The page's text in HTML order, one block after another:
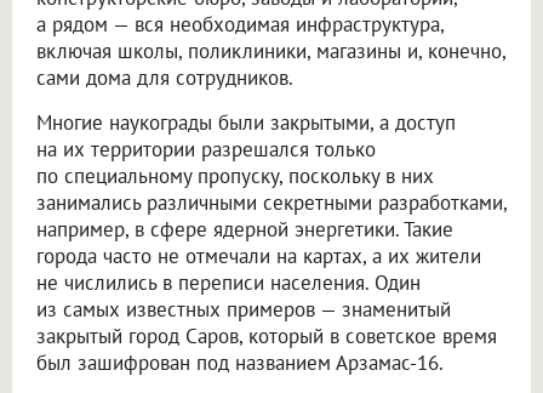
а рядом — вся необходимая инфраструктура,
включая школы, поликлиники, магазины и, конечно,
сами дома для сотрудников.
Многие наукограды были закрытыми, а доступ
на их территории разрешался только
по специальному пропуску, поскольку в них
занимались различными секретными разработками,
например, в сфере ядерной энергетики. Такие
города часто не отмечали на картах, а их жители
не числились в переписи населения. Один
из самых известных примеров — знаменитый
закрытый город Саров, который в советское время
был зашифрован под названием Арзамас-16.